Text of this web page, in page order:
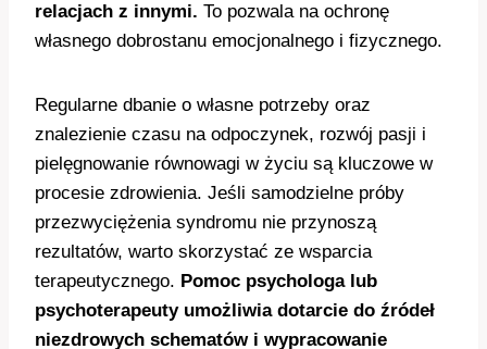
relacjach z innymi. To pozwala na ochronę
własnego dobrostanu emocjonalnego i fizycznego.
Regularne dbanie o własne potrzeby oraz
znalezienie czasu na odpoczynek, rozwój pasji i
pielęgnowanie równowagi w życiu są kluczowe w
procesie zdrowienia. Jeśli samodzielne próby
przezwyciężenia syndromu nie przynoszą
rezultatów, warto skorzystać ze wsparcia
terapeutycznego. Pomoc psychologa lub
psychoterapeuty umożliwia dotarcie do źródeł
niezdrowych schematów i wypracowanie